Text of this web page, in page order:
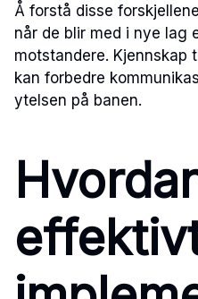
Å forstå disse
når de blir med i nye lag
motstandere. Kjennskap
kan forbedre
ytelsen på banen.